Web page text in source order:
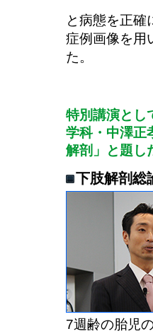
と病態を正確
症例画像を用
た。
特別講演とし
学科・中澤正
解剖」と題し
下肢解剖総
7週齢の胎児